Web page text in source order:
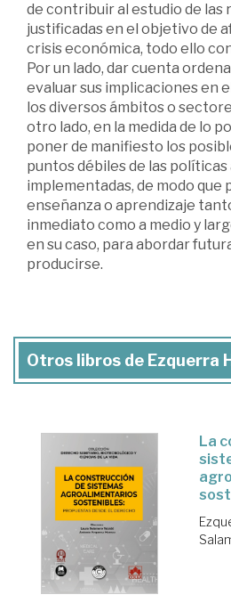
de contribuir al estudio de las
justificadas en el objetivo de
crisis económica, todo ello
Por un lado, dar cuenta
evaluar sus implicaciones en
los diversos ámbitos o
otro lado, en la medida de lo
poner de manifiesto los
puntos débiles de las
implementadas, de modo que
enseñanza o aprendizaje
inmediato como a medio y
en su caso, para abordar
producirse.
Otros libros de Ezquerra
La